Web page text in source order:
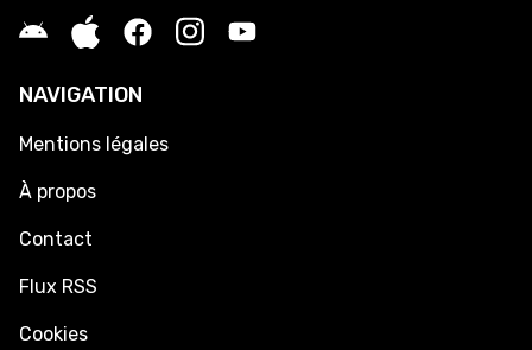
NAVIGATION
Mentions légales
À propos
Contact
Flux RSS
Cookies